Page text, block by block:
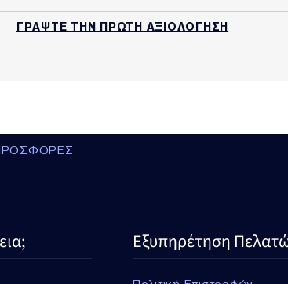
ΓΡΑΨΤΕ ΤΗΝ ΠΡΩΤΗ ΑΞΙΟΛΟΓΗΣΗ
Εξυπηρέτηση